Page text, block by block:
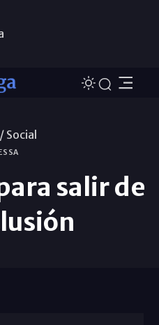
Social
salir de